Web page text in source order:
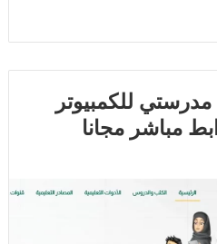
للكمبيوتر